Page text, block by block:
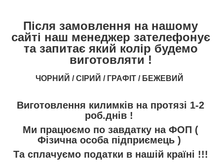
Після замовлення на нашому
сайті наш менеджер зателефонує
та запитає який колір будемо
виготовляти !
ЧОРНИЙ / СІРИЙ / ГРАФІТ / БЕЖЕВИЙ
Виготовлення килимків на протязі 1-2
роб.днів !
Ми працюємо по завдатку на ФОП (
Фізична особа підприємець )
Та сплачуємо податки в нашій країні !!!